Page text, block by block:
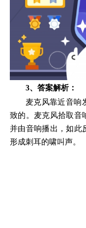
3、答案解析：
麦克风靠近音响
致的。麦克风拾取音
并由音响播出，如此
形成刺耳的啸叫声。